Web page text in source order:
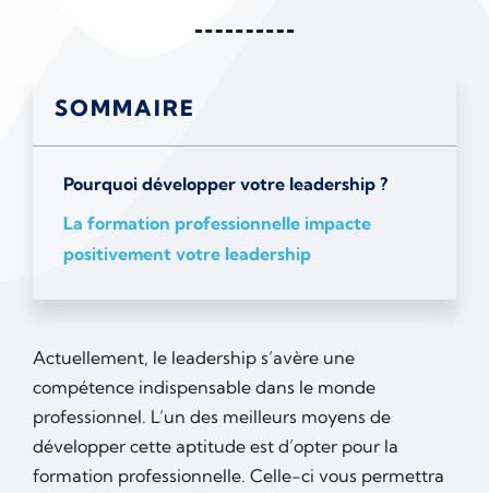
SOMMAIRE
Pourquoi développer votre leadership ?
La formation professionnelle impacte
positivement votre leadership
Actuellement, le leadership s’avère une
compétence indispensable dans le monde
professionnel. L’un des meilleurs moyens de
développer cette aptitude est d’opter pour la
formation professionnelle. Celle-ci vous permettra